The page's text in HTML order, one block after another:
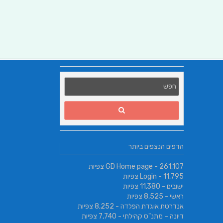
הדפים הנצפים ביותר
GD Home page - 261,107 צפיות
Login - 11,795 צפיות
ישובים - 11,380 צפיות
ראשי - 8,525 צפיות
אנדרטת אוגדת הפלדה - 8,252 צפיות
דיונה – מתנ"ס קהילתי - 7,740 צפיות